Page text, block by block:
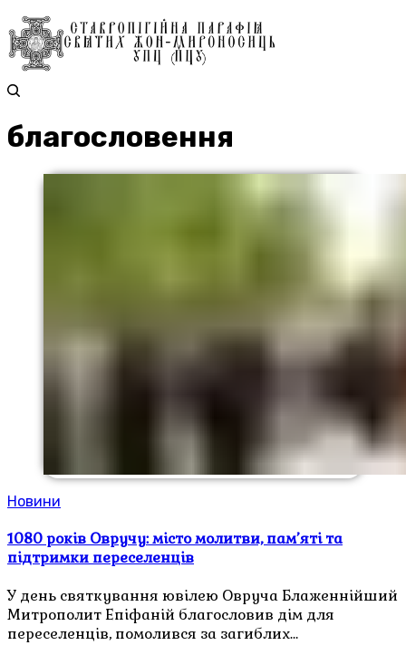
благословення
Новини
1080 років Овручу: місто молитви, пам’яті та
підтримки переселенців
У день святкування ювілею Овруча Блаженнійший
Митрополит Епіфаній благословив дім для
переселенців, помолився за загиблих…